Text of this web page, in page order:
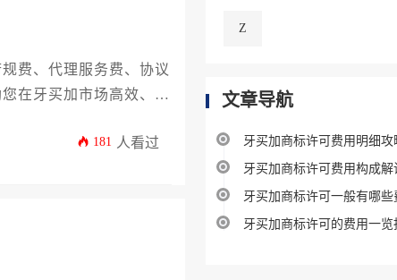
费、代理服务费、协议
在牙买加市场高效、合
181 人看过
Z
文章导航
牙买加商标许可费用明细攻
牙买加商标许可费用构成解
牙买加商标许可一般有哪些
牙买加商标许可的费用一览